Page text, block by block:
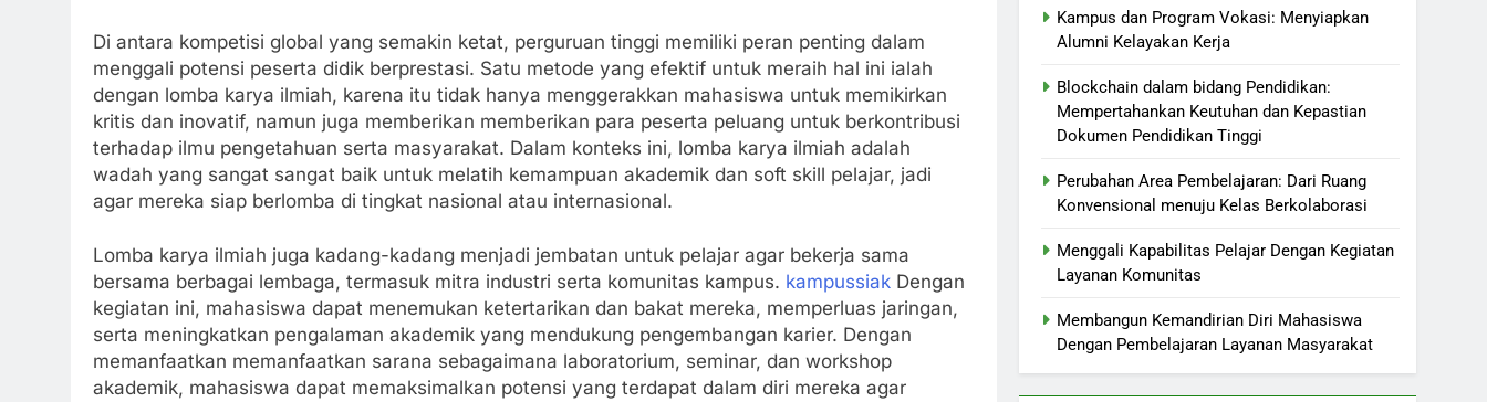
Di antara kompetisi global yang semakin ketat, perguruan tinggi memiliki peran penting dalam
menggali potensi peserta didik berprestasi. Satu metode yang efektif untuk meraih hal ini ialah
dengan lomba karya ilmiah, karena itu tidak hanya menggerakkan mahasiswa untuk memikirkan
kritis dan inovatif, namun juga memberikan memberikan para peserta peluang untuk berkontribusi
terhadap ilmu pengetahuan serta masyarakat. Dalam konteks ini, lomba karya ilmiah adalah
wadah yang sangat sangat baik untuk melatih kemampuan akademik dan soft skill pelajar, jadi
agar mereka siap berlomba di tingkat nasional atau internasional.
Lomba karya ilmiah juga kadang-kadang menjadi jembatan untuk pelajar agar bekerja sama
bersama berbagai lembaga, termasuk mitra industri serta komunitas kampus. kampussiak Dengan
kegiatan ini, mahasiswa dapat menemukan ketertarikan dan bakat mereka, memperluas jaringan,
serta meningkatkan pengalaman akademik yang mendukung pengembangan karier. Dengan
memanfaatkan memanfaatkan sarana sebagaimana laboratorium, seminar, dan workshop
akademik, mahasiswa dapat memaksimalkan potensi yang terdapat dalam diri mereka agar
Kampus dan Program Vokasi: Menyiapkan
Alumni Kelayakan Kerja
Blockchain dalam bidang Pendidikan:
Mempertahankan Keutuhan dan Kepastian
Dokumen Pendidikan Tinggi
Perubahan Area Pembelajaran: Dari Ruang
Konvensional menuju Kelas Berkolaborasi
Menggali Kapabilitas Pelajar Dengan Kegiatan
Layanan Komunitas
Membangun Kemandirian Diri Mahasiswa
Dengan Pembelajaran Layanan Masyarakat